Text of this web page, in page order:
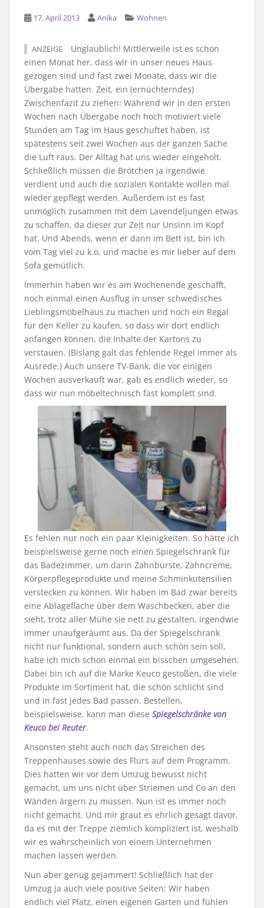
17. April 2013 Anika Wohnen
ANZEIGE
Unglaublich! Mittlerweile ist es schon
einen Monat her, dass wir in unser neues Haus
gezogen sind und fast zwei Monate, dass wir die
Übergabe hatten. Zeit, ein (ernüchterndes)
Zwischenfazit zu ziehen: Während wir in den ersten
Wochen nach Übergabe noch hoch motiviert viele
Stunden am Tag im Haus geschuftet haben, ist
spätestens seit zwei Wochen aus der ganzen Sache
die Luft raus. Der Alltag hat uns wieder eingeholt.
Schließlich müssen die Brötchen ja irgendwie
verdient und auch die sozialen Kontakte wollen mal
wieder gepflegt werden. Außerdem ist es fast
unmöglich zusammen mit dem Lavendeljungen etwas
zu schaffen, da dieser zur Zeit nur Unsinn im Kopf
hat. Und Abends, wenn er dann im Bett ist, bin ich
vom Tag viel zu k.o. und mache es mir lieber auf dem
Sofa gemütlich.
Immerhin haben wir es am Wochenende geschafft,
noch einmal einen Ausflug in unser schwedisches
Lieblingsmöbelhaus zu machen und noch ein Regal
für den Keller zu kaufen, so dass wir dort endlich
anfangen können, die Inhalte der Kartons zu
verstauen. (Bislang galt das fehlende Regel immer als
Ausrede.) Auch unsere TV-Bank, die vor einigen
Wochen ausverkauft war, gab es endlich wieder, so
dass wir nun möbeltechnisch fast komplett sind.
Es fehlen nur noch ein paar Kleinigkeiten. So hätte ich
beispielsweise gerne noch einen Spiegelschrank für
das Badezimmer, um darin Zahnbürste, Zahncreme,
Körperpflegeprodukte und meine Schminkutensilien
verstecken zu können. Wir haben im Bad zwar bereits
eine Ablagefläche über dem Waschbecken, aber die
sieht, trotz aller Mühe sie nett zu gestalten, irgendwie
immer unaufgeräumt aus. Da der Spiegelschrank
nicht nur funktional, sondern auch schön sein soll,
habe ich mich schon einmal ein bisschen umgesehen.
Dabei bin ich auf die Marke Keuco gestoßen, die viele
Produkte im Sortiment hat, die schön schlicht sind
und in fast jedes Bad passen. Bestellen,
beispielsweise, kann man diese Spiegelschränke von
Keuco bei Reuter.
Ansonsten steht auch noch das Streichen des
Treppenhauses sowie des Flurs auf dem Programm.
Dies hatten wir vor dem Umzug bewusst nicht
gemacht, um uns nicht über Striemen und Co an den
Wänden ärgern zu müssen. Nun ist es immer noch
nicht gemacht. Und mir graut es ehrlich gesagt davor,
da es mit der Treppe ziemlich kompliziert ist, weshalb
wir es wahrscheinlich von einem Unternehmen
machen lassen werden.
Nun aber genug gejammert! Schließlich hat der
Umzug ja auch viele positive Seiten: Wir haben
endlich viel Platz, einen eigenen Garten und fühlen